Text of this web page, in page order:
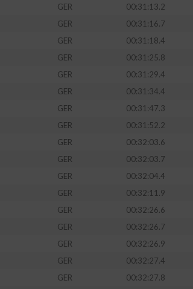
GER
00:31:13.2
GER
00:31:16.7
GER
00:31:18.4
GER
00:31:25.8
GER
00:31:29.4
GER
00:31:34.4
GER
00:31:47.3
GER
00:31:52.2
GER
00:32:03.6
GER
00:32:03.7
GER
00:32:04.4
GER
00:32:11.9
GER
00:32:26.6
GER
00:32:26.7
GER
00:32:26.9
GER
00:32:27.4
GER
00:32:27.8